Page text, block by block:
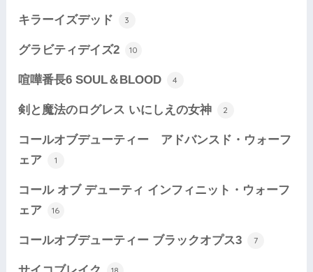
キラーイズデッド 3
グラビティデイズ2 10
喧嘩番長6 SOUL＆BLOOD 4
剣と魔法のログレス いにしえの女神 2
コールオブデューティー アドバンスド・ウォーフ
ェア
1
コール オブ デューティ インフィニット・ウォーフ
ェア
16
コールオブデューティー ブラックオプス3 7